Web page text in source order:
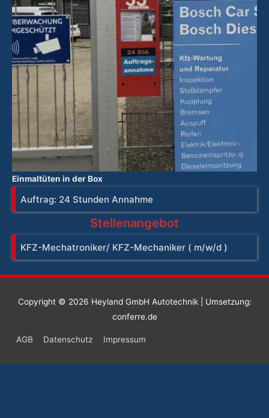
Einmaltüten in der Box
Auftrag: 24 Stunden Annahme
Stellenangebot
KFZ-Mechatroniker/ KFZ-Mechaniker ( m/w/d )
Copyright © 2026 Heyland GmbH Autotechnik| Umsetzung:
conferre.de
AGB Datenschutz Impressum